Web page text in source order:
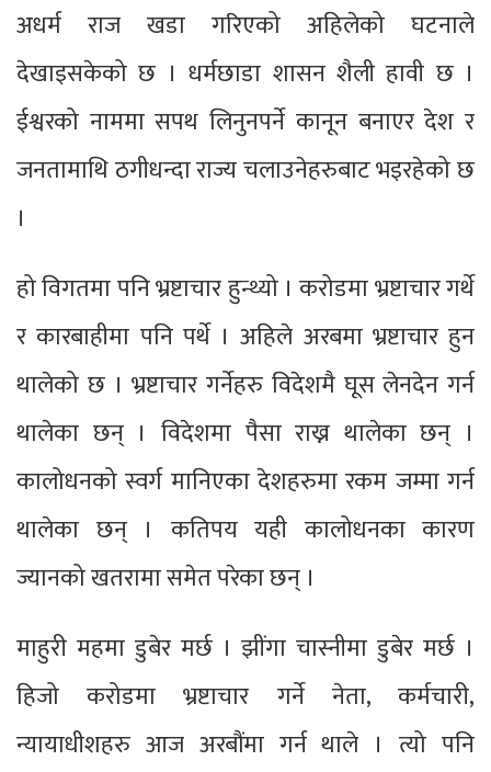
अधर्म राज खडा गरिएको अहिलेको घटनाले
देखाइसकेको छ । धर्मछाडा शासन शैली हावी छ ।
ईश्वरको नाममा सपथ लिनुनपर्ने कानून बनाएर देश र
जनतामाथि ठगीधन्दा राज्य चलाउनेहरुबाट भइरहेको छ
।
हो विगतमा पनि भ्रष्टाचार हुन्थ्यो । करोडमा भ्रष्टाचार गर्थे
र कारबाहीमा पनि पर्थे । अहिले अरबमा भ्रष्टाचार हुन
थालेको छ । भ्रष्टाचार गर्नेहरु विदेशमै घूस लेनदेन गर्न
थालेका छन् । विदेशमा पैसा राख्न थालेका छन् ।
कालोधनको स्वर्ग मानिएका देशहरुमा रकम जम्मा गर्न
थालेका छन् । कतिपय यही कालोधनका कारण
ज्यानको खतरामा समेत परेका छन् ।
माहुरी महमा डुबेर मर्छ । झींगा चास्नीमा डुबेर मर्छ ।
हिजो करोडमा भ्रष्टाचार गर्ने नेता, कर्मचारी,
न्यायाधीशहरु आज अरबौंमा गर्न थाले । त्यो पनि